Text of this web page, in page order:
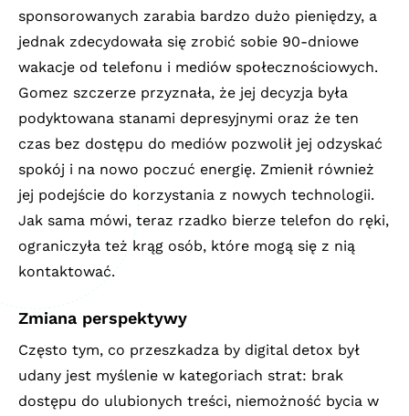
sponsorowanych zarabia bardzo dużo pieniędzy, a
jednak zdecydowała się zrobić sobie 90-dniowe
wakacje od telefonu i mediów społecznościowych.
Gomez szczerze przyznała, że jej decyzja była
podyktowana stanami depresyjnymi oraz że ten
czas bez dostępu do mediów pozwolił jej odzyskać
spokój i na nowo poczuć energię. Zmienił również
jej podejście do korzystania z nowych technologii.
Jak sama mówi, teraz rzadko bierze telefon do ręki,
ograniczyła też krąg osób, które mogą się z nią
kontaktować.
Zmiana perspektywy
Często tym, co przeszkadza by digital detox był
udany jest myślenie w kategoriach strat: brak
dostępu do ulubionych treści, niemożność bycia w